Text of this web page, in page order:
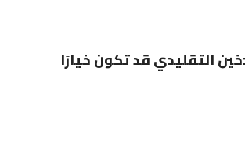
التقليدي قد تكون خيارًا